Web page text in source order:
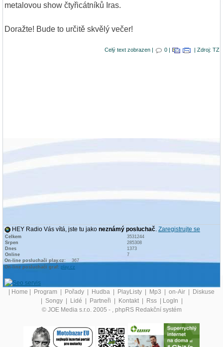
metalovou show čtyřicátníků Iras.
Doražte! Bude to určitě skvělý večer!
Celý text zobrazen | 0 | | Zdroj: TZ
HEY Radio Vás vítá, jste tu jako neznámý posluchač. Zaregistrujte se
Celkem
3531244
Srpen
285308
Dnes
1373
Online
7
On-line posluchači play.cz:
367
On-line posluchači graf: play.cz
Home Program Pořady Hudba PlayListy Mp3 on-Air
Diskuse
Songy Lidé Partneři Kontakt Rss LogIn
© JOE Media s.r.o. 2005 - , phpRS Redakční systém